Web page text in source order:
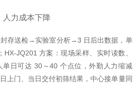
人力成本下降
存送检→实验室分析→3 日后出数据，单
HX-JQ201 方案 ：现场采样、实时读数、
单日可达 30～40 个点位，外勤人力缩减
上门、当日交付初筛结果，中心接单量同